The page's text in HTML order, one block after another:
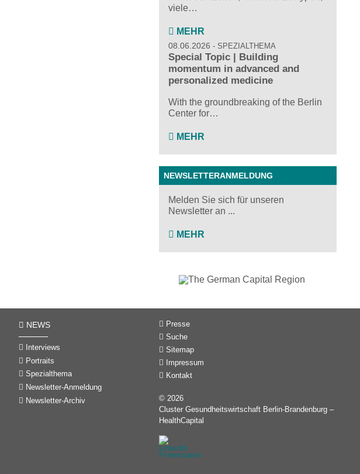
viele…
MEHR
08.06.2026 SPEZIALTHEMA
Special Topic | Building
momentum in advanced and
personalized medicine
With the groundbreaking of the Berlin
Center for…
MEHR
NEWSLETTERANMELDUNG
Melden Sie sich für unseren
Newsletter an ...
MEHR
NEWS
Interviews
Portraits
Spezialthema
Newsletter-Anmeldung
Newsletter-Archiv
Presse
Suche
Sitemap
Impressum
Kontakt
© 2026
Cluster Gesundheitswirtschaft Berlin-Brandenburg –
HealthCapital